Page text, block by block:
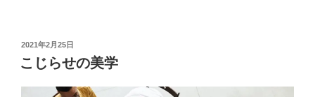
投
稿
日:
2021年2月25日
こじらせの美学